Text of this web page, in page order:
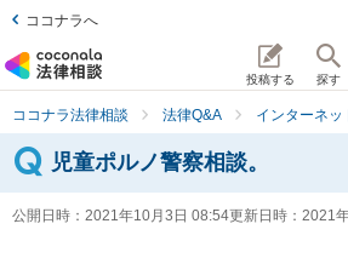
ココナラへ
投稿する 探す
ココナラ法律相談 法律Q&A インターネッ
児童ポルノ警察相談。
公開日時： 2021年10月3日 08:54更新日時： 2021